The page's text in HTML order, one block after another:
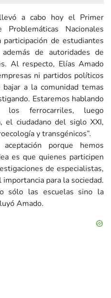
a cabo hoy el Primer
Problemáticas Nacionales
de estudiantes
de autoridades de
Al respecto, Elías Amado
ni partidos políticos
a la comunidad temas
Estaremos hablando
ferrocarriles, luego
el ciudadano del siglo XXI,
y transgénicos”.
porque hemos
es que quienes participen
de especialistas,
para la sociedad.
sólo las escuelas sino la
Amado.